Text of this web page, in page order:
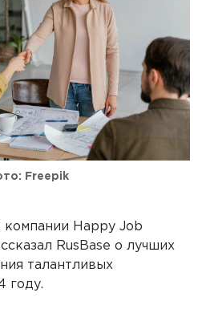
Freepik
компании Happy Job
RusBase о лучших
талантливых
году.